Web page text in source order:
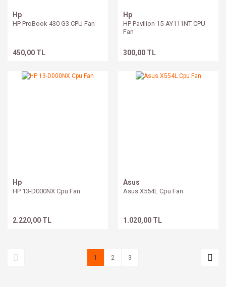
Hp
HP ProBook 430 G3 CPU Fan
450,00 TL
Hp
HP Pavilion 15-AY111NT CPU
Fan
300,00 TL
Hp
HP 13-D000NX Cpu Fan
2.220,00 TL
Asus
Asus X554L Cpu Fan
1.020,00 TL
1 2 3